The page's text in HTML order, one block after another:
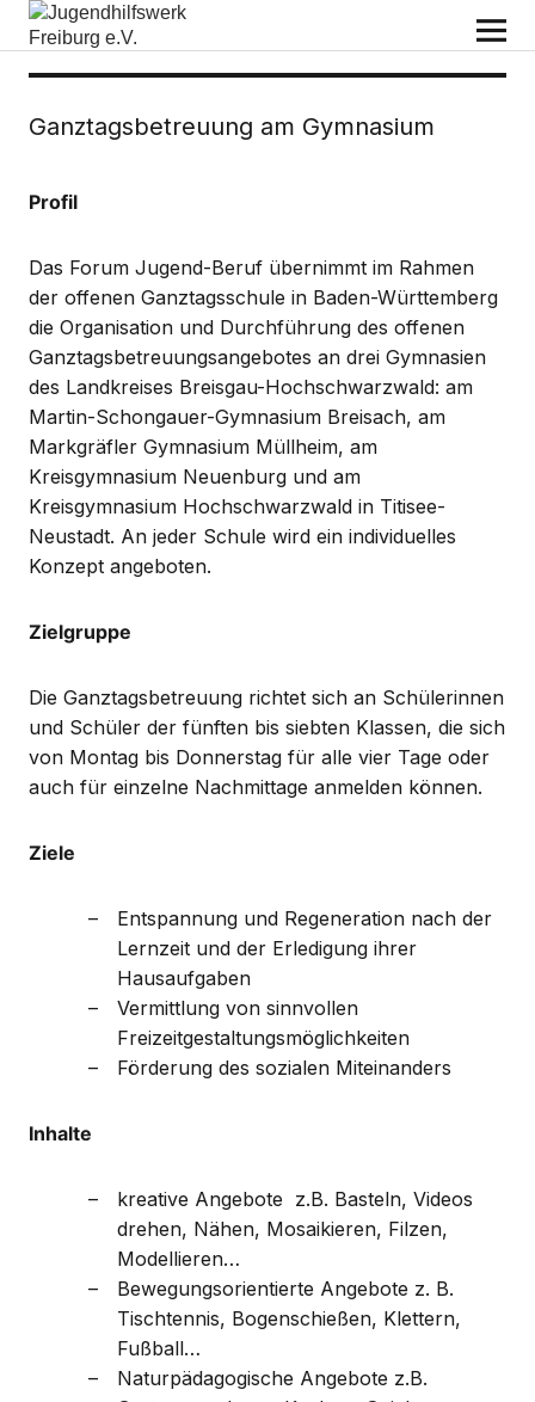
Jugendhilfswerk Freiburg e.V.
Ganztagsbetreuung am Gymnasium
Profil
Das Forum Jugend-Beruf übernimmt im Rahmen
der offenen Ganztagsschule in Baden-Württemberg
die Organisation und Durchführung des offenen
Ganztagsbetreuungsangebotes an drei Gymnasien
des Landkreises Breisgau-Hochschwarzwald: am
Martin-Schongauer-Gymnasium Breisach, am
Markgräfler Gymnasium Müllheim, am
Kreisgymnasium Neuenburg und am
Kreisgymnasium Hochschwarzwald in Titisee-
Neustadt. An jeder Schule wird ein individuelles
Konzept angeboten.
Zielgruppe
Die Ganztagsbetreuung richtet sich an Schülerinnen
und Schüler der fünften bis siebten Klassen, die sich
von Montag bis Donnerstag für alle vier Tage oder
auch für einzelne Nachmittage anmelden können.
Ziele
Entspannung und Regeneration nach der
Lernzeit und der Erledigung ihrer
Hausaufgaben
Vermittlung von sinnvollen
Freizeitgestaltungsmöglichkeiten
Förderung des sozialen Miteinanders
Inhalte
kreative Angebote z.B. Basteln, Videos
drehen, Nähen, Mosaikieren, Filzen,
Modellieren…
Bewegungsorientierte Angebote z. B.
Tischtennis, Bogenschießen, Klettern,
Fußball…
Naturpädagogische Angebote z.B.